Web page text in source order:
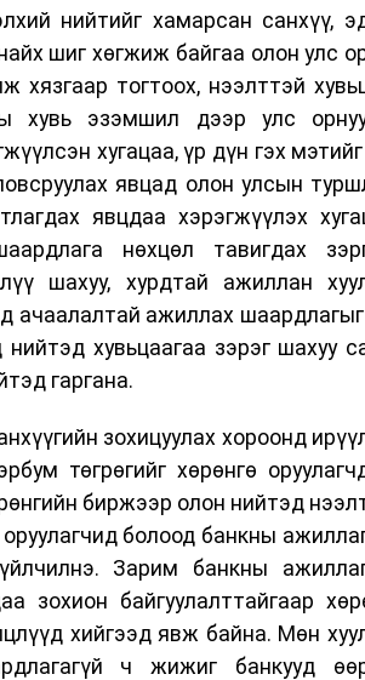
нийтийг хамарсан санхүү,
шиг хөгжиж байгаа олон улс
хязгаар тогтоох, нээлттэй
хувь эзэмшил дээр улс
хугацаа, үр дүн гэх
явцад олон улсын
явцдаа хэрэгжүүлэх
нөхцөл тавигдах
шахуу, хурдтай ажиллан
ачаалалтай ажиллах
хувьцаагаа зэрэг шахуу
гаргана.
зохицуулах хороонд
төгрөгийг хөрөнгө
биржээр олон нийтэд
болоод банкны
Зарим банкны
зохион байгуулалттайгаар
хийгээд явж байна. Мөн
ч жижиг банкууд